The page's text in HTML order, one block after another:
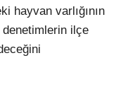
hayvan varlığının
denetimlerin ilçe